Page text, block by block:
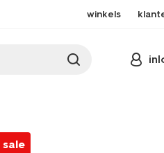
winkels
sale